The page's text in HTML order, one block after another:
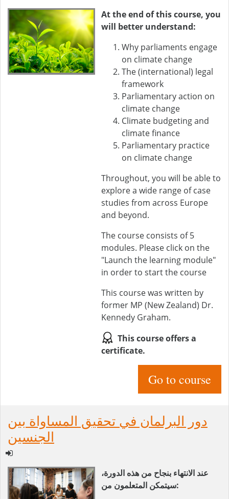
At the end of this course, you
will better understand:
Why parliaments engage
on climate change
The (international) legal
framework
Parliamentary action on
climate change
Climate budgeting and
climate finance
Parliamentary practice
on climate change
Throughout, you will be able to
explore a wide range of case
studies from across Europe
and beyond.
The course consists of 5
modules. Please click on the
"Launch the learning module"
in order to start the course
This course was written by
former MP (New Zealand) Dr.
Kennedy Graham.
This course offers a
certificate.
Go to course
دور البرلمان في تحقيق المساواة بين
الجنسين
عند الانتهاء بنجاح من هذه الدورة،
سيتمكن المتعلمون من: